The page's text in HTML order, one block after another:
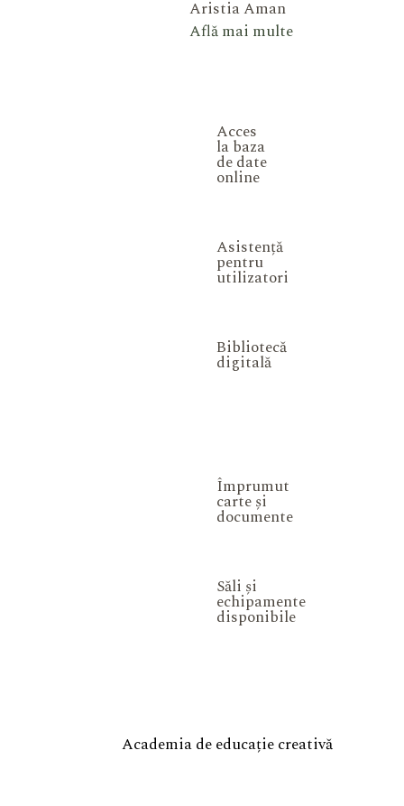
Aristia Aman
Află mai multe
Acces
la baza
de date
online
Asistență
pentru
utilizatori
Bibliotecă
digitală
Împrumut
carte și
documente
Săli și
echipamente
disponibile
Academia de educație creativă